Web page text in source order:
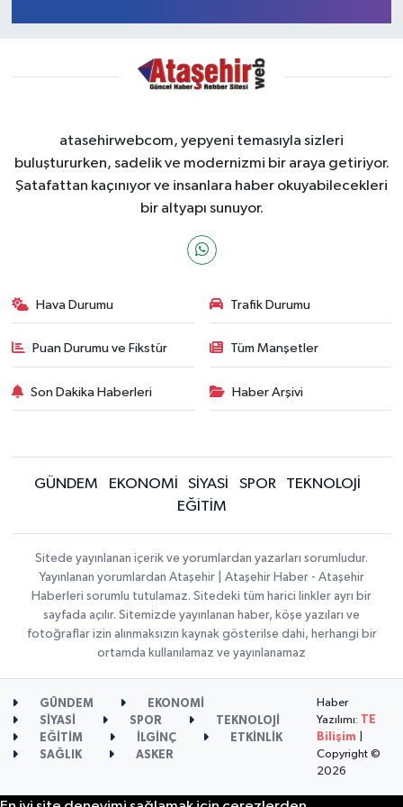
atasehirwebcom, yepyeni temasıyla sizleri
buluştururken, sadelik ve modernizmi bir araya getiriyor.
Şatafattan kaçınıyor ve insanlara haber okuyabilecekleri
bir altyapı sunuyor.
Hava Durumu Trafik Durumu
Puan Durumu ve Fikstür Tüm Manşetler
Son Dakika Haberleri Haber Arşivi
GÜNDEM EKONOMİ SİYASİ SPOR
TEKNOLOJİ
EĞİTİM
Sitede yayınlanan içerik ve yorumlardan yazarları sorumludur.
Yayınlanan yorumlardan Ataşehir | Ataşehir Haber - Ataşehir
Haberleri sorumlu tutulamaz. Sitedeki tüm harici linkler ayrı bir
sayfada açılır. Sitemizde yayınlanan haber, köşe yazıları ve
fotoğraflar izin alınmaksızın kaynak gösterilse dahi, herhangi bir
ortamda kullanılamaz ve yayınlanamaz
GÜNDEM
EKONOMİ
SİYASİ
SPOR
TEKNOLOJİ
EĞİTİM
İLGİNÇ
ETKİNLİK
SAĞLIK
ASKER
Haber
Yazılımı: TE
Bilişim
Copyright ©
2026